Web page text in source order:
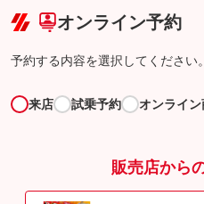
オンライン予約
予約する内容を選択してください。
来店 試乗予約 オンライ
販売店から